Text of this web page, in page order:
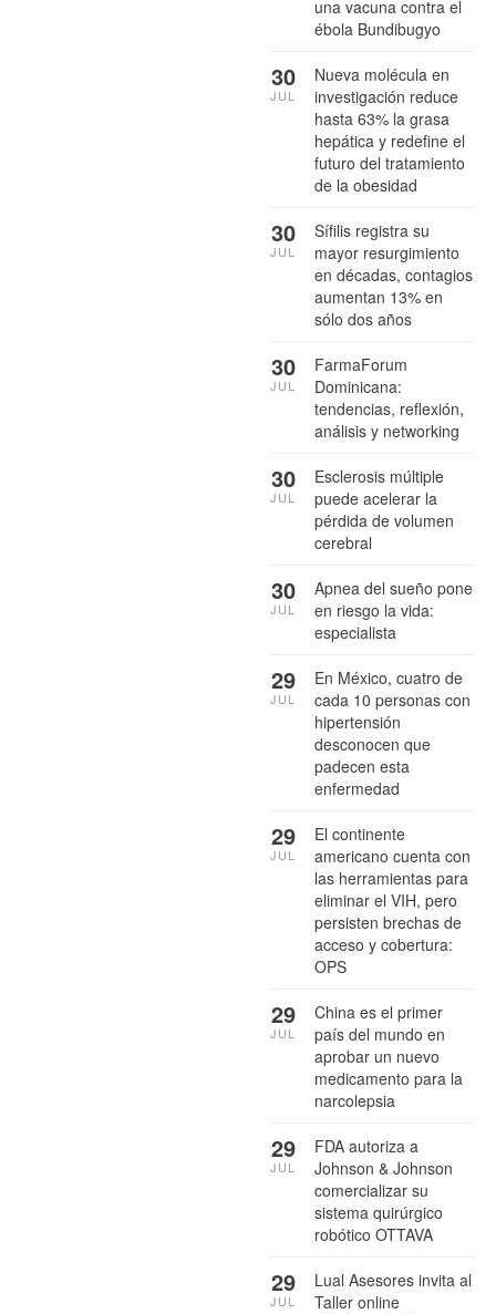
una vacuna contra el
ébola Bundibugyo
Nueva molécula en
investigación reduce
hasta 63% la grasa
hepática y redefine el
futuro del tratamiento
de la obesidad
30
JUL
Sífilis registra su
mayor resurgimiento
en décadas, contagios
aumentan 13% en
sólo dos años
30
JUL
FarmaForum
Dominicana:
tendencias, reflexión,
análisis y networking
30
JUL
Esclerosis múltiple
puede acelerar la
pérdida de volumen
cerebral
30
JUL
Apnea del sueño pone
en riesgo la vida:
especialista
30
JUL
En México, cuatro de
cada 10 personas con
hipertensión
desconocen que
padecen esta
enfermedad
29
JUL
El continente
americano cuenta con
las herramientas para
eliminar el VIH, pero
persisten brechas de
acceso y cobertura:
OPS
29
JUL
China es el primer
país del mundo en
aprobar un nuevo
medicamento para la
narcolepsia
29
JUL
FDA autoriza a
Johnson & Johnson
comercializar su
sistema quirúrgico
robótico OTTAVA
29
JUL
Lual Asesores invita al
Taller online
29
JUL